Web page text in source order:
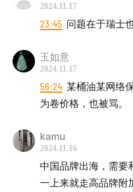
肆 | 厂长来了
苹果播客 | 小宇宙App
| QQ音乐 | 微信听书 |
Sure竖耳App | Bilibili |
联系我们
津津乐道播客官网| 公
2024.11.17
23:45 问题在于瑞士
玉如意
2024.11.17
56:24 某桶油某网络
为卷价格，也被骂。
kamu
2024.11.16
中国品牌出海，需要
一上来就走高品牌附